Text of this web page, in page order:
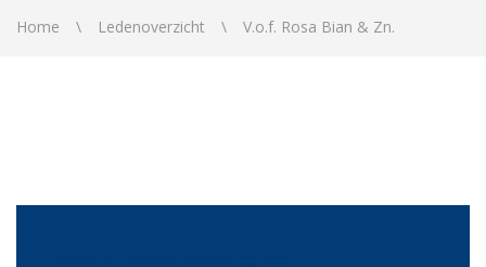
Home Ledenoverzicht V.o.f. Rosa Bian & Zn.